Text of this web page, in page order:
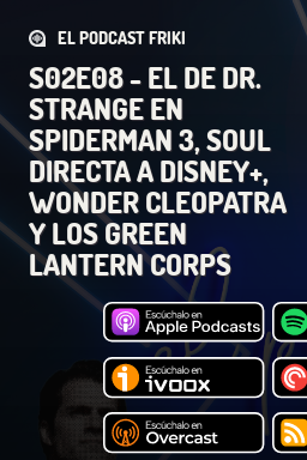
EL PODCAST FRIKI
S02E08 - EL DE DR.
STRANGE EN
SPIDERMAN 3, SOUL
DIRECTA A DISNEY+,
WONDER CLEOPATRA
Y LOS GREEN
LANTERN CORPS